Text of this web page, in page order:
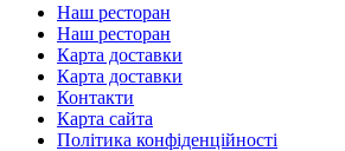
Наш ресторан
Наш ресторан
Карта доставки
Карта доставки
Контакти
Карта сайта
Політика конфіденційності